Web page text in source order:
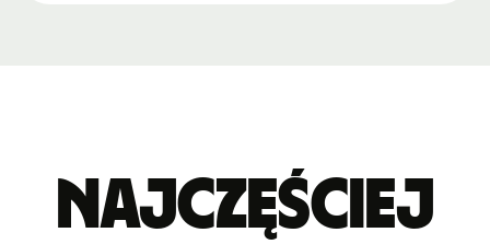
Najczęściej